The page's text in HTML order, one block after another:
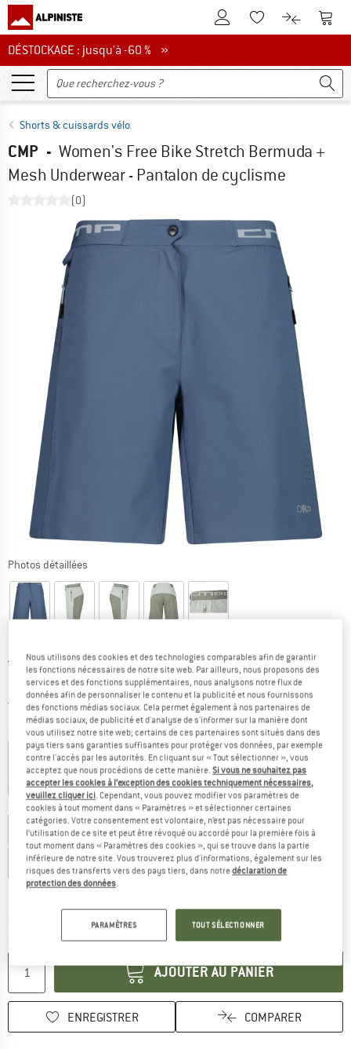
Vers le compte client
Vers la liste
Vers le
DÉSTOCKAGE : jusqu'à -60 %
DÉSTOCKAGE : jusqu'à -60 % »
Shorts & cuissards vélo
CMP - Women's Free Bike Stretch Bermuda +
Mesh Underwear - Pantalon de cyclisme
(0)
Photos détaillées
Prix initial :
79,95€
Prix:
55,97€ TVA incl.
hors Frais de livraisonInformations sur les frais de livraison. Ouvre une
Couleur:Space
-30 % -30 % -30 %
Sélectionner taille:
EU34 EU36 EU38 EU40 EU42
EU44 EU46 EU48
Guide des tailles
Délai de livraison: 3-5 jours ouvrables
Le lien s'ouvre dans une boîte
AJOUTER AU PANIER
ENREGISTRER COMPARER
Nous utilisons des cookies et des technologies comparables afin de garantir
les fonctions nécessaires de notre site web. Par ailleurs, nous proposons des
services et des fonctions supplémentaires, nous analysons notre flux de
données afin de personnaliser le contenu et la publicité et nous fournissons
des fonctions médias sociaux. Cela permet également à nos partenaires de
médias sociaux, de publicité et d'analyse de s'informer sur la manière dont
vous utilisez notre site web; certains de ces partenaires sont situés dans des
pays tiers sans garanties suffisantes pour protéger vos données, par exemple
contre l'accès par les autorités. En cliquant sur « Tout sélectionner », vous
acceptez que nous procédions de cette manière.Si vous ne souhaitez pas
accepter les cookies à l’exception des cookies techniquement nécessaires,
veuillez cliquer ici. Cependant, vous pouvez modifier vos paramètres de
cookies à tout moment dans « Paramètres » et sélectionner certaines
catégories. Votre consentement est volontaire, n’est pas nécessaire pour
l’utilisation de ce site et peut être révoqué ou accordé pour la première fois à
tout moment dans « Paramètres des cookies », qui se trouve dans la partie
inférieure de notre site. Vous trouverez plus d'informations, également sur les
risques des transferts vers des pays tiers, dans notredéclaration de
protection des données.
PARAMÈTRES TOUT SÉLECTIONNER